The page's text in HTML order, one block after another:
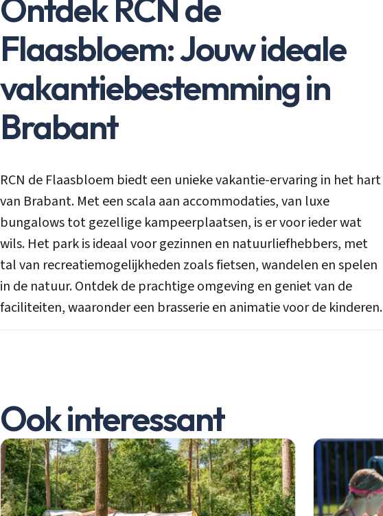
Ontdek RCN de
Flaasbloem: Jouw ideale
vakantiebestemming in
Brabant
RCN de Flaasbloem biedt een unieke vakantie-ervaring in het hart
van Brabant. Met een scala aan accommodaties, van luxe
bungalows tot gezellige kampeerplaatsen, is er voor ieder wat
wils. Het park is ideaal voor gezinnen en natuurliefhebbers, met
tal van recreatiemogelijkheden zoals fietsen, wandelen en spelen
in de natuur. Ontdek de prachtige omgeving en geniet van de
faciliteiten, waaronder een brasserie en animatie voor de kinderen.
Ook interessant